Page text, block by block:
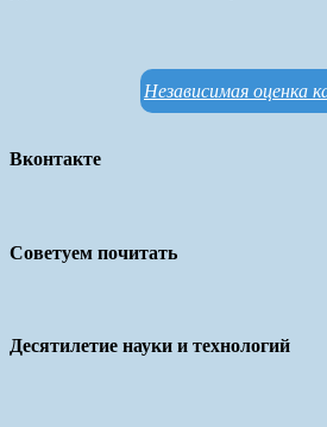
Независимая оценка
Вконтакте
Советуем почитать
Десятилетие науки и технологий